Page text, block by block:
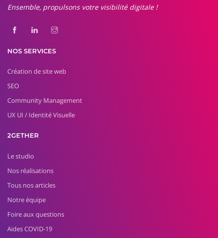
Ensemble, propulsons votre visibilité digitale !
NOS SERVICES
Création de site web
SEO
Community Management
UX UI / Identité Visuelle
2GETHER
Le studio
Nos réalisations
Tous nos articles
Notre équipe
Foire aux questions
Aides COVID-19